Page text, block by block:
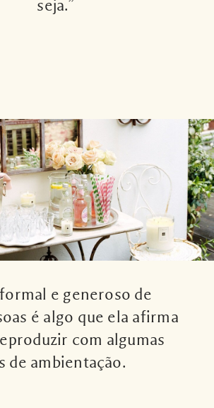
seja.”
e generoso de
é algo que ela afirma
com algumas
de ambientação.